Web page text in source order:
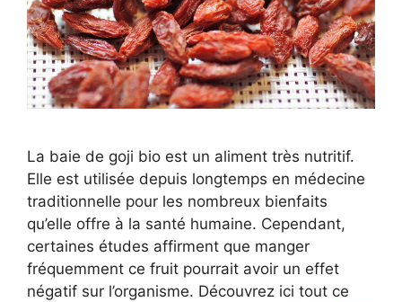
La baie de goji bio est un aliment très nutritif.
Elle est utilisée depuis longtemps en médecine
traditionnelle pour les nombreux bienfaits
qu’elle offre à la santé humaine. Cependant,
certaines études affirment que manger
fréquemment ce fruit pourrait avoir un effet
négatif sur l’organisme. Découvrez ici tout ce